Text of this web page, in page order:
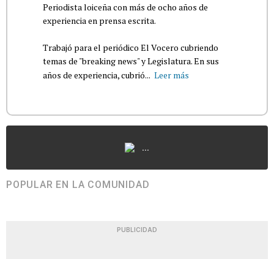
Periodista loiceña con más de ocho años de
experiencia en prensa escrita.
Trabajó para el periódico El Vocero cubriendo
temas de "breaking news" y Legislatura. En sus
años de experiencia, cubrió... Leer más
...
POPULAR EN LA COMUNIDAD
PUBLICIDAD